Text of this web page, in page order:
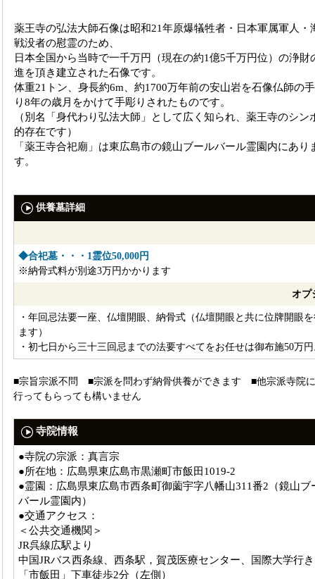
薬王寺の弘法大師石像は昭和21年原爆犠牲者・日本軍属軍人・
戦没者の慰霊のため、
日本全国から当時で一千万円（現在の約1億5千万円位）の浄財
進を頂き建立された石像です。
体重21トン、身長約6m、約1700万年前の安山岩を石像仏師の
り8年の歳月をかけて手彫りされたものです。
（別名「身代わり弘法大師」として広く知られ、薬王寺のシン
的存在です）
「薬王寺合祀廟」は東広島市の鏡山ブールバール霊園内にあり
す。
供養墓詳細
◆合祀墓・・・1霊位50,000円
※納骨式料が別途3万円かかります
オプ
・年回忌法要一座、仏壇開眼、納骨式（仏壇開眼と共に位牌開眼
ます）
・初七日から三十三回忌までの法要すべてをお任せは御布施50万
■宗旨宗派不問 ■宗派を問わず納骨供養ができます ■他宗派寺院
行ってもらっても構いません
寺院情報
●寺院の宗派：真言宗
●所在地：広島県東広島市黒瀬町市飯田1019-2
●霊園：広島県東広島市西条町御薗宇字八幡山311番2（鏡山ブ
バール霊園内）
●交通アクセス：
＜公共交通機関＞
JR呉線広駅より
中国JRバス西条線、西条駅，賀茂医療センター、国際大学行き
「市飯田」下車徒歩2分（左側）